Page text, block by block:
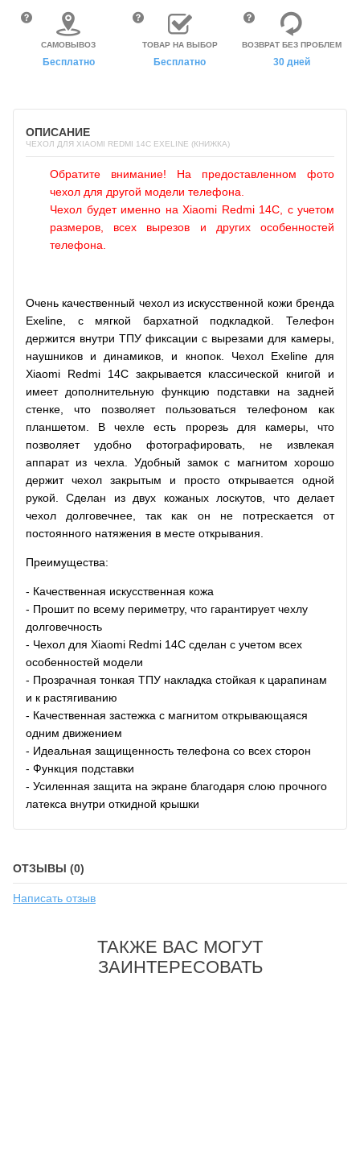
САМОВЫВОЗ
Бесплатно
ТОВАР НА ВЫБОР
Бесплатно
ВОЗВРАТ БЕЗ ПРОБЛЕМ
30 дней
ОПИСАНИЕ
ЧЕХОЛ ДЛЯ XIAOMI REDMI 14C EXELINE (КНИЖКА)
Обратите внимание! На предоставленном фото
чехол для другой модели телефона.
Чехол будет именно на Xiaomi Redmi 14C, с учетом
размеров, всех вырезов и других особенностей
телефона.
Очень качественный чехол из искусственной кожи бренда
Exeline, с мягкой бархатной подкладкой. Телефон
держится внутри ТПУ фиксации с вырезами для камеры,
наушников и динамиков, и кнопок. Чехол Exeline для
Xiaomi Redmi 14C закрывается классической книгой и
имеет дополнительную функцию подставки на задней
стенке, что позволяет пользоваться телефоном как
планшетом. В чехле есть прорезь для камеры, что
позволяет удобно фотографировать, не извлекая
аппарат из чехла. Удобный замок с магнитом хорошо
держит чехол закрытым и просто открывается одной
рукой. Сделан из двух кожаных лоскутов, что делает
чехол долговечнее, так как он не потрескается от
постоянного натяжения в месте открывания.
Преимущества:
- Качественная искусственная кожа
- Прошит по всему периметру, что гарантирует чехлу
долговечность
- Чехол для Xiaomi Redmi 14C сделан с учетом всех
особенностей модели
- Прозрачная тонкая ТПУ накладка стойкая к царапинам
и к растягиванию
- Качественная застежка с магнитом открывающаяся
одним движением
- Идеальная защищенность телефона со всех сторон
- Функция подставки
- Усиленная защита на экране благодаря слою прочного
латекса внутри откидной крышки
ОТЗЫВЫ (0)
Написать отзыв
ТАКЖЕ ВАС МОГУТ
ЗАИНТЕРЕСОВАТЬ